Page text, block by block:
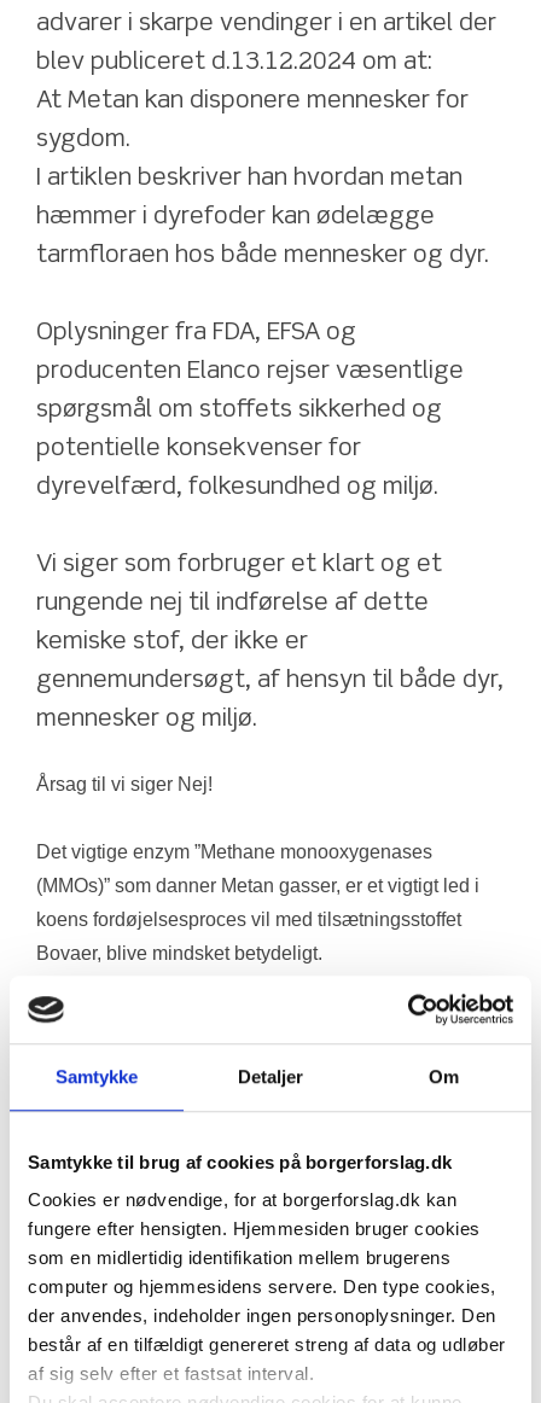
Samtykke Detaljer Om
Samtykke til brug af cookies på borgerforslag.dk
Cookies er nødvendige, for at borgerforslag.dk kan
fungere efter hensigten. Hjemmesiden bruger cookies
som en midlertidig identifikation mellem brugerens
computer og hjemmesidens servere. Den type cookies,
der anvendes, indeholder ingen personoplysninger. Den
består af en tilfældigt genereret streng af data og udløber
af sig selv efter et fastsat interval.
advarer i skarpe vendinger i en artikel der
blev publiceret d.13.12.2024 om at:
At Metan kan disponere mennesker for
sygdom.
I artiklen beskriver han hvordan metan
hæmmer i dyrefoder kan ødelægge
tarmfloraen hos både mennesker og dyr.
Oplysninger fra FDA, EFSA og
producenten Elanco rejser væsentlige
spørgsmål om stoffets sikkerhed og
potentielle konsekvenser for
dyrevelfærd, folkesundhed og miljø.
Vi siger som forbruger et klart og et
rungende nej til indførelse af dette
kemiske stof, der ikke er
gennemundersøgt, af hensyn til både dyr,
mennesker og miljø.
Årsag til vi siger Nej!
Det vigtige enzym ”Methane monooxygenases
(MMOs)” som danner Metan gasser, er et vigtigt led i
koens fordøjelsesproces vil med tilsætningsstoffet
Bovaer, blive mindsket betydeligt.
at føle os oppustede. Dette er i strid med en naturlig
Hvordan påvirker det så ikke vores kvier og køer!
kan give mave- og fordøjelsesgener for kvæg og kvier.
Det er ingredienserne i Bovaer - siliciumdioxid,
propylenglycol og 3-nitrooxypropanol (3-NOP) - der
har givet anledning til alvorlige bekymringer. På trods
af påstande fra dyreernæringseksperter hos DSM,
virksomheden bag Bovaer, om, at det er sikkert for dyr
og forbrugere, udsendte UK Food Standards Agency